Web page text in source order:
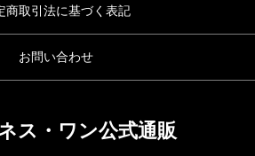
商取引法に基づく表記
お問い合わせ
ス・ワン公式通販